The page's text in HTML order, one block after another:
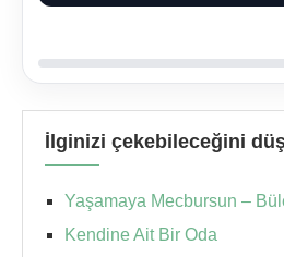
İlginizi çekebileceğini
Yaşamaya Mecbursun –
Kendine Ait Bir Oda